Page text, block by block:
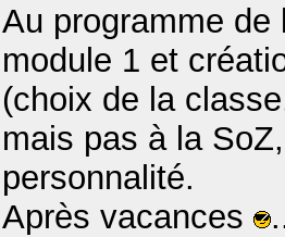
Au programme
module 1 et
(choix de la
mais pas à la
personnalité.
Après vacances